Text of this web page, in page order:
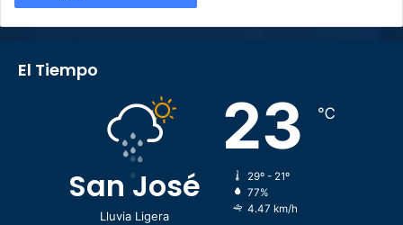
El Tiempo
San José
Lluvia Ligera
23 ℃
29º - 21º
77%
4.47 km/h